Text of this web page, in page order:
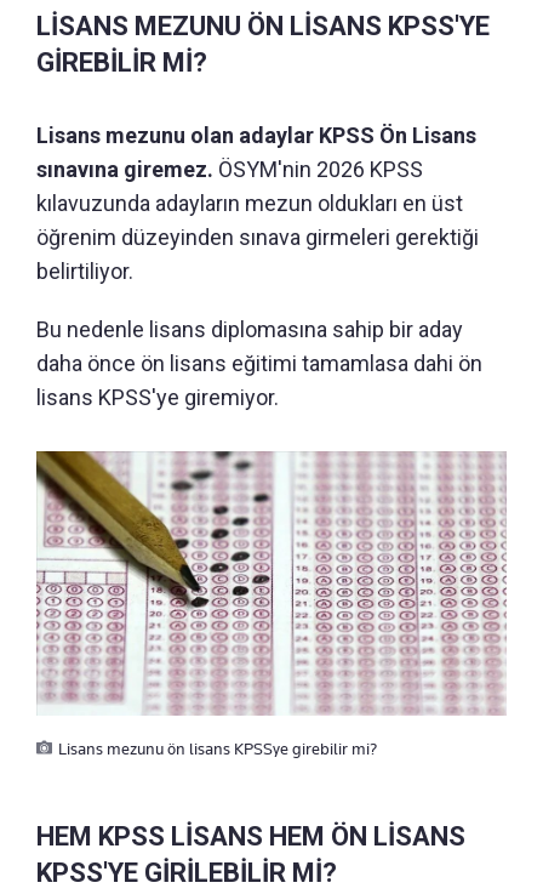
LİSANS MEZUNU ÖN LİSANS KPSS'YE
GİREBİLİR Mİ?
Lisans mezunu olan adaylar KPSS Ön Lisans
sınavına giremez. ÖSYM'nin 2026 KPSS
kılavuzunda adayların mezun oldukları en üst
öğrenim düzeyinden sınava girmeleri gerektiği
belirtiliyor.
Bu nedenle lisans diplomasına sahip bir aday
daha önce ön lisans eğitimi tamamlasa dahi ön
lisans KPSS'ye giremiyor.
Lisans mezunu ön lisans KPSSye girebilir mi?
HEM KPSS LİSANS HEM ÖN LİSANS
KPSS'YE GİRİLEBİLİR Mİ?